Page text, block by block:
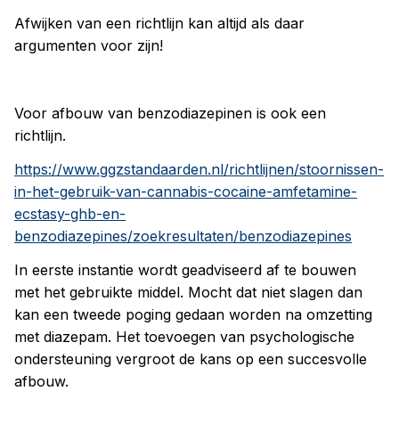
Afwijken van een richtlijn kan altijd als daar
argumenten voor zijn!
Voor afbouw van benzodiazepinen is ook een
richtlijn.
https://www.ggzstandaarden.nl/richtlijnen/stoornissen-
in-het-gebruik-van-cannabis-cocaine-amfetamine-
ecstasy-ghb-en-
benzodiazepines/zoekresultaten/benzodiazepines
In eerste instantie wordt geadviseerd af te bouwen
met het gebruikte middel. Mocht dat niet slagen dan
kan een tweede poging gedaan worden na omzetting
met diazepam. Het toevoegen van psychologische
ondersteuning vergroot de kans op een succesvolle
afbouw.